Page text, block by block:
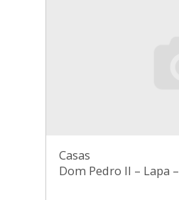
Casas
Dom Pedro II – Lapa –